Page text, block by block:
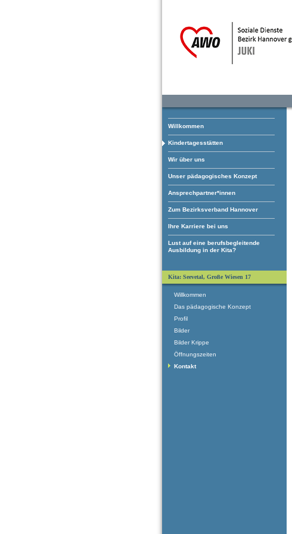
Willkommen
Kindertagesstätten
Wir über uns
Unser pädagogisches Konzept
Ansprechpartner*innen
Zum Bezirksverband Hannover
Ihre Karriere bei uns
Lust auf eine berufsbegleitende
Ausbildung in der Kita?
Kita: Seevetal, Große Wiesen 17
Willkommen
Das pädagogische Konzept
Profil
Bilder
Bilder Krippe
Öffnungszeiten
Kontakt